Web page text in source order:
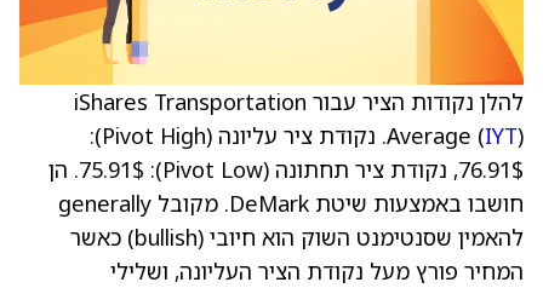
להלן נקודות הציר עבור iShares Transportation
Average (IYT
). נקודת ציר עליונה (Pivot High):
‎76.91$‎, נקודת ציר תחתונה (Pivot Low): ‎75.91$‎. הן
חושבו באמצעות שיטת DeMark. מקובל generally
להאמין שסנטימנט השוק הוא חיובי (bullish) כאשר
המחיר פורץ מעל נקודת הציר העליונה, ושלילי